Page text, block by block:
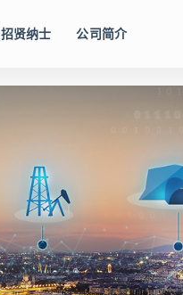
招贤纳士 公司简介